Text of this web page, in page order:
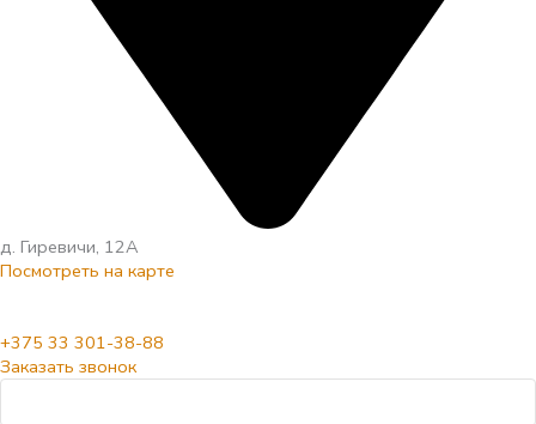
д. Гиревичи, 12А
Посмотреть на карте
+375 33 301-38-88
Заказать звонок